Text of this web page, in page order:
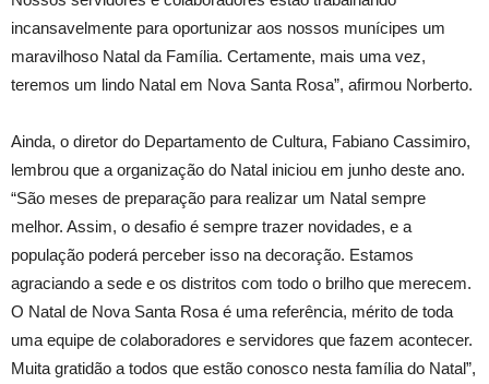
incansavelmente para oportunizar aos nossos munícipes um
maravilhoso Natal da Família. Certamente, mais uma vez,
teremos um lindo Natal em Nova Santa Rosa”, afirmou Norberto.
Ainda, o diretor do Departamento de Cultura, Fabiano Cassimiro,
lembrou que a organização do Natal iniciou em junho deste ano.
“São meses de preparação para realizar um Natal sempre
melhor. Assim, o desafio é sempre trazer novidades, e a
população poderá perceber isso na decoração. Estamos
agraciando a sede e os distritos com todo o brilho que merecem.
O Natal de Nova Santa Rosa é uma referência, mérito de toda
uma equipe de colaboradores e servidores que fazem acontecer.
Muita gratidão a todos que estão conosco nesta família do Natal”,